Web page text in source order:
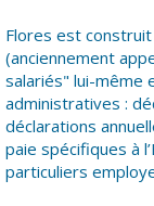
Flores est
(anciennement
salariés" lui-même
administratives :
déclarations
paie spécifiques à
particuliers